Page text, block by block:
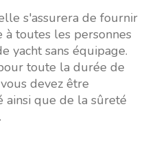
s'assurera de fournir
à toutes les personnes
yacht sans équipage.
toute la durée de
devez être
ainsi que de la sûreté